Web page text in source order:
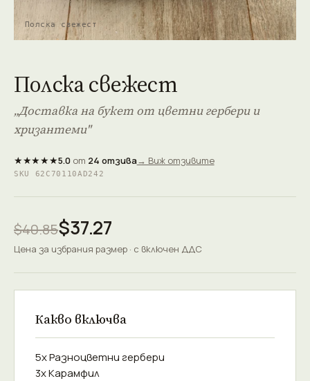
Полска свежест
Полска свежест
„Доставка на букет от цветни гербери и
хризантеми"
★★★★★5.0от 24 отзива→ Виж отзивите
SKU 62C70110AD242
$40.85$37.27
Цена за избрания размер · с включен ДДС
Какво включва
5x Разноцветни гербери
3x Карамфил